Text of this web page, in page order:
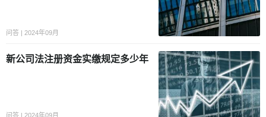
问答 | 2024年09月
新公司法注册资金实缴规定多少年
问答 | 2024年09月